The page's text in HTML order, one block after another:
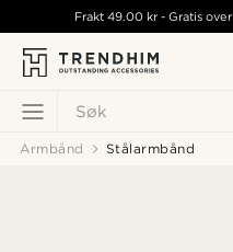
Søk
Frakt49.00 kr - Gratis over
Armbånd Stålarmbånd